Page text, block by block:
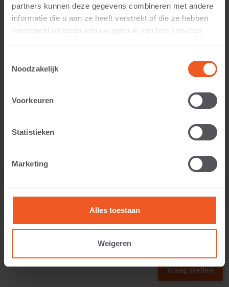
partners kunnen deze gegevens combineren met andere
informatie die u aan ze heeft verstrekt of die ze hebben
verzameld op basis van uw gebruik van hun services.
Noodzakelijk
Voorkeuren
Statistieken
Marketing
Alles toestaan
Weigeren
Platte 60x60x5 Grau
Die grauen Randsteine und Platten von Schellevis®
Universitätsgebäudes.
Vraag stellen